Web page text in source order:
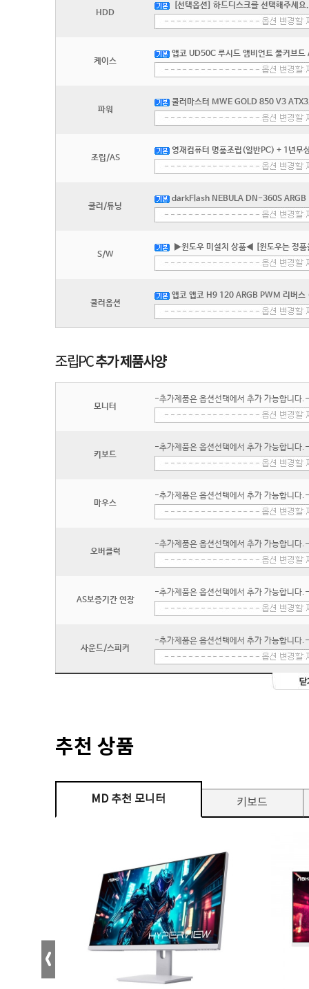
HDD
[선택옵션] 하드디스크를 선택해주세요.
케이스
앱코 UD50C 루시드 앰비언트 풀커브
파워
쿨러마스터 MWE GOLD 850 V3
조립/AS
영재컴퓨터 명품조립(일반PC) + 1년무
쿨러/튜닝
darkFlash NEBULA DN-360S ARGB
S/W
▶윈도우 미설치 상품◀ [윈도우는 정
쿨러옵션
앱코 앱코 H9 120 ARGB PWM 리버
모니터
-추가제품은 옵션선택에서 추가 가능합니다.-
키보드
-추가제품은 옵션선택에서 추가 가능합니다.-
마우스
-추가제품은 옵션선택에서 추가 가능합니다.-
오버클럭
-추가제품은 옵션선택에서 추가 가능합니다.-
AS보증기간 연장
-추가제품은 옵션선택에서 추가 가능합니다.-
사운드/스피커
-추가제품은 옵션선택에서 추가 가능합니다.-
추천 상품
MD 추천 모니터 키보드